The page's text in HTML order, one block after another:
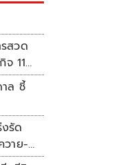
สวด
11
ล ชี้
รัด
วาย-